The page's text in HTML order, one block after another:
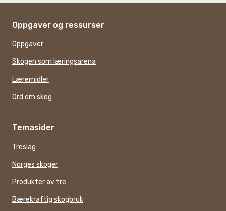
Oppgaver og ressurser
Oppgaver
Skogen som læringsarena
Læremidler
Ord om skog
Temasider
Treslag
Norges skoger
Produkter av tre
Bærekraftig skogbruk